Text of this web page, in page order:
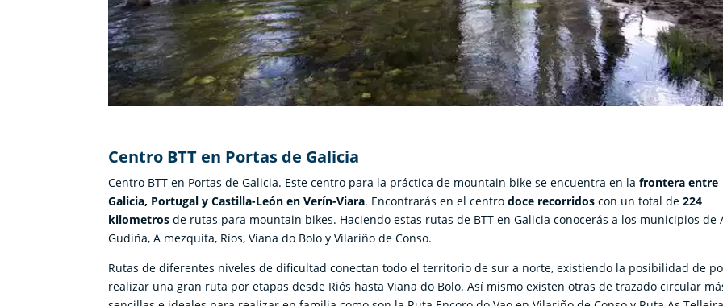
Centro BTT en Portas de Galicia
Centro BTT en Portas de Galicia. Este centro para la práctica de mountain bike se encuentra en lafrontera entre
Galicia, Portugal y Castilla-León en Verín-Viara. Encontrarás en el centrodoce recorridos con un total de224
kilometros de rutas para mountain bikes. Haciendo estas rutas de BTT en Galicia conocerás a los municipios de
Gudiña, A mezquita, Ríos, Viana do Bolo y Vilariño de Conso.
Rutas de diferentes niveles de dificultad conectan todo el territorio de sur a norte, existiendo la posibilidad de
realizar una gran ruta por etapas desde Riós hasta Viana do Bolo. Así mismo existen otras de trazado circular